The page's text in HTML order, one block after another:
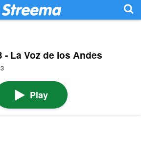
- La Voz de los Andes
Play